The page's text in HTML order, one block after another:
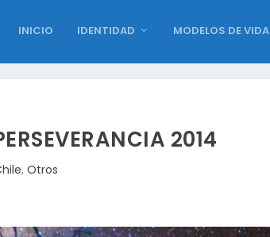
INICIO IDENTIDAD MODELOS DE VIDA
2014
, Otros